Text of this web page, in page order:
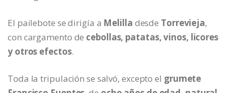
El pailebote se dirigía a Melilla desde Torrevieja,
con cargamento de cebollas, patatas, vinos, licores
y otros efectos.
Toda la tripulación se salvó, excepto el grumete